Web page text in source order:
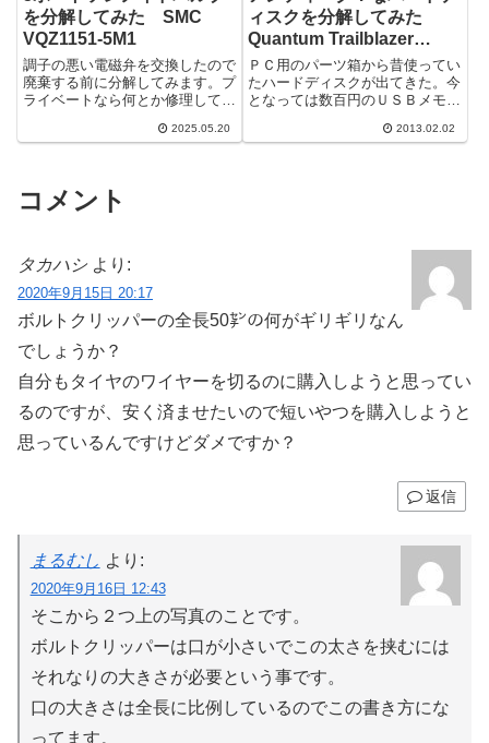
を分解してみた SMC
VQZ1151-5M1
調子の悪い電磁弁を交換したので
廃棄する前に分解してみます。プ
ライベートなら何とか修理して延
スなので躊躇なくポイします。＾
2025.05.20
ィスクを分解してみた
Quantum Trailblazer
3.5inch IDE HDD
ＰＣ用のパーツ箱から昔使ってい
たハードディスクが出てきた。今
となっては数百円のＵＳＢメモリ
ない。（こともないのだが少し整
2013.02.02
コメント
タカハシ より:
2020年9月15日 20:17
ボルトクリッパーの全長50㌢の何がギリギリなん
でしょうか？
自分もタイヤのワイヤーを切るのに購入しようと思ってい
るのですが、安く済ませたいので短いやつを購入しようと
思っているんですけどダメですか？
返信
まるむし より:
2020年9月16日 12:43
そこから２つ上の写真のことです。
ボルトクリッパーは口が小さいでこの太さを挟むには
それなりの大きさが必要という事です。
口の大きさは全長に比例しているのでこの書き方にな
ってます。